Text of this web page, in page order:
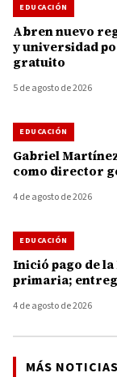
EDUCACIÓN
Abren nuevo
y universidad
gratuito
5 de agosto de 2026
EDUCACIÓN
Gabriel
como director
4 de agosto de 2026
EDUCACIÓN
Inició pago de la
primaria;
4 de agosto de 2026
MÁS